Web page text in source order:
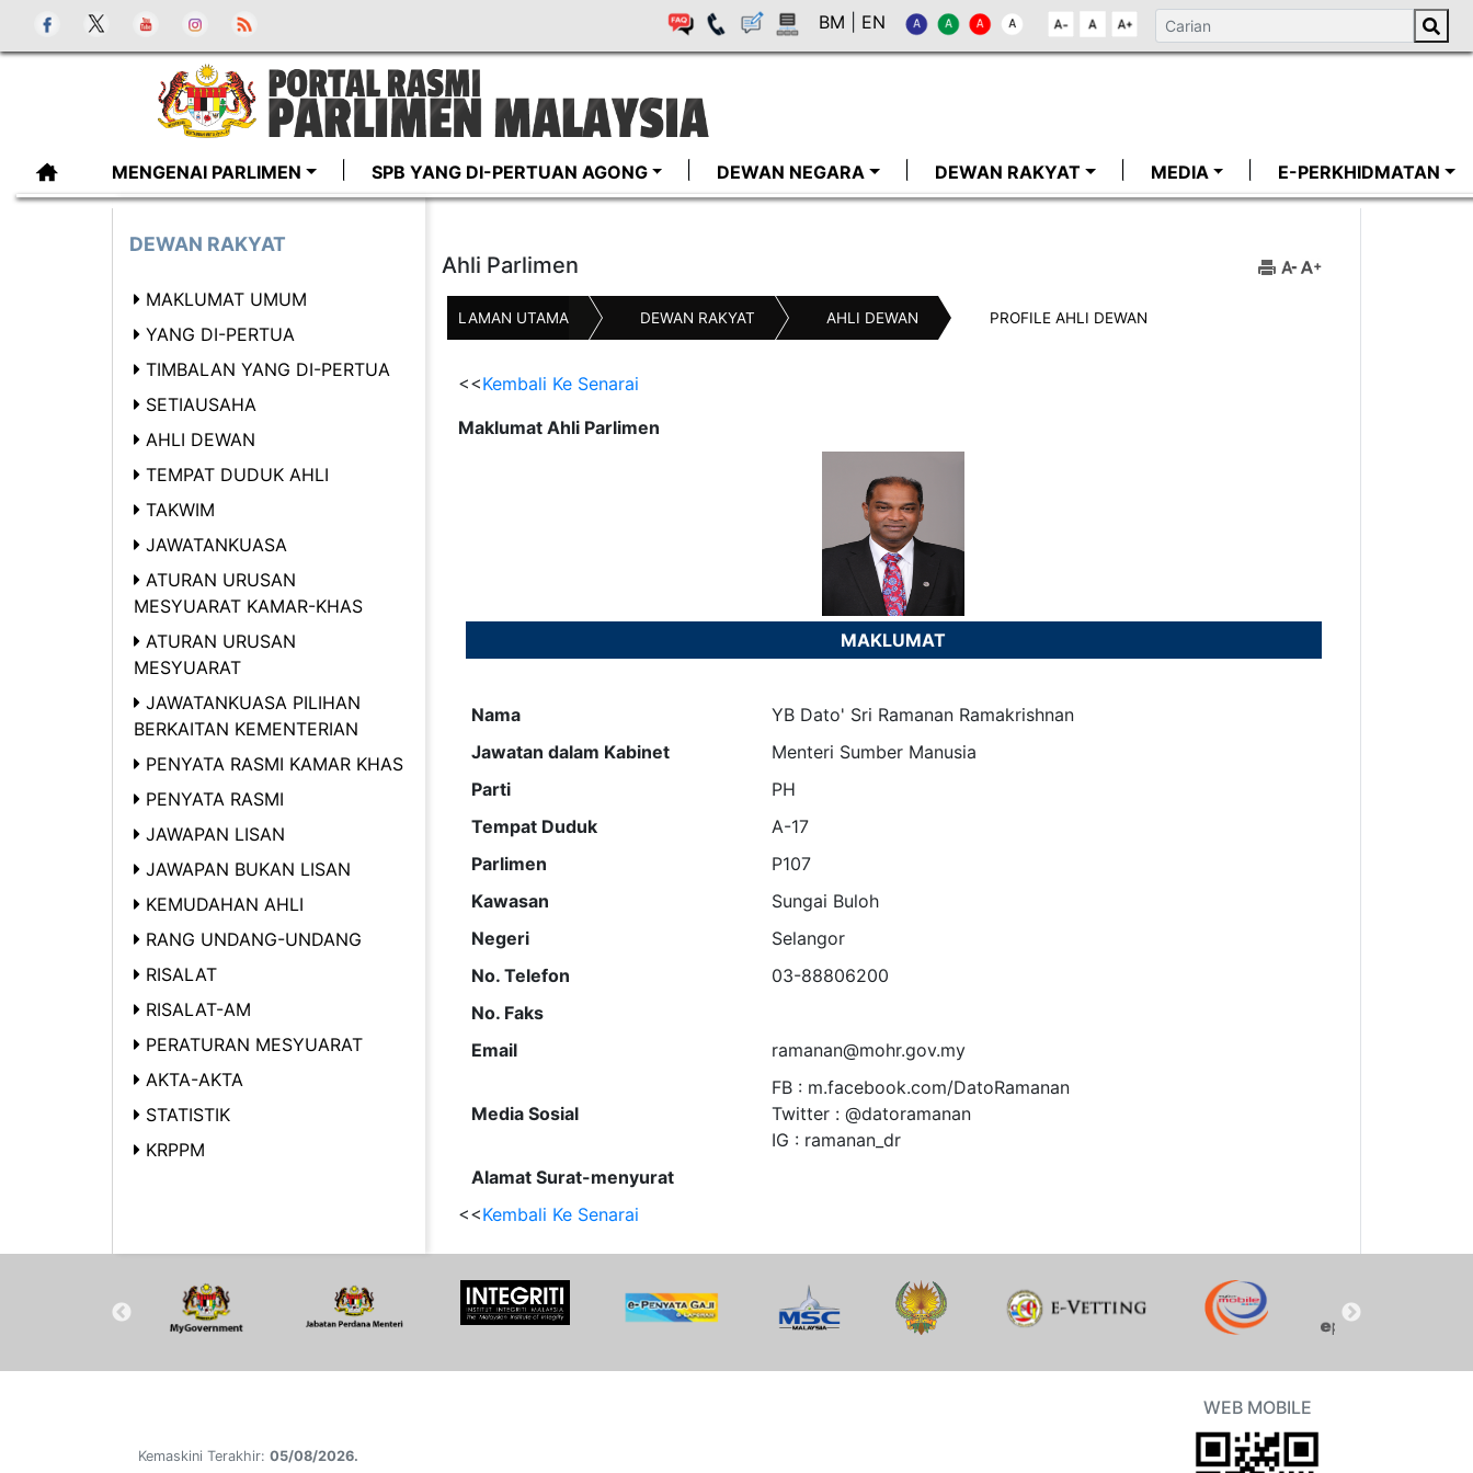
BM EN
MENGENAI PARLIMEN SPB YANG DI-PERTUAN AGONG DEWAN NEGARA DEWAN RAKYAT MEDIA E-PERKHIDMATAN
Ahli Parlimen
LAMAN UTAMA DEWAN RAKYAT AHLI DEWAN PROFILE AHLI DEWAN
<<Kembali Ke Senarai
Maklumat Ahli Parlimen
MAKLUMAT
Nama
YB Dato' Sri Ramanan Ramakrishnan
Jawatan dalam Kabinet
Menteri Sumber Manusia
Parti
PH
Tempat Duduk
A-17
Parlimen
P107
Kawasan
Sungai Buloh
Negeri
Selangor
No. Telefon
03-88806200
No. Faks
Email
ramanan@mohr.gov.my
Media Sosial
FB : m.facebook.com/DatoRamanan
Twitter : @datoramanan
IG : ramanan_dr
Alamat Surat-menyurat
<<Kembali Ke Senarai
DEWAN RAKYAT
MAKLUMAT UMUM
YANG DI-PERTUA
TIMBALAN YANG DI-PERTUA
SETIAUSAHA
AHLI DEWAN
TEMPAT DUDUK AHLI
TAKWIM
JAWATANKUASA
ATURAN URUSAN
MESYUARAT KAMAR-KHAS
ATURAN URUSAN
MESYUARAT
JAWATANKUASA PILIHAN
BERKAITAN KEMENTERIAN
PENYATA RASMI KAMAR KHAS
PENYATA RASMI
JAWAPAN LISAN
JAWAPAN BUKAN LISAN
KEMUDAHAN AHLI
RANG UNDANG-UNDANG
RISALAT
RISALAT-AM
PERATURAN MESYUARAT
AKTA-AKTA
STATISTIK
KRPPM
Kemaskini Terakhir: 05/08/2026.
WEB MOBILE